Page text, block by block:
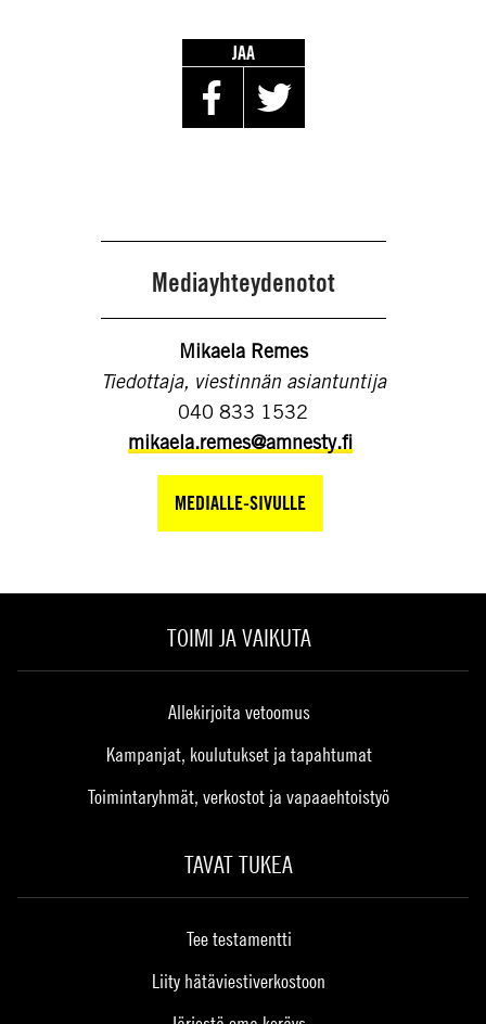
JAA
Mediayhteydenotot
Mikaela Remes
Tiedottaja, viestinnän asiantuntija
040 833 1532
mikaela.remes@amnesty.fi
MEDIALLE-SIVULLE
TOIMI JA VAIKUTA
Allekirjoita vetoomus
Kampanjat, koulutukset ja tapahtumat
Toimintaryhmät, verkostot ja vapaaehtoistyö
TAVAT TUKEA
Tee testamentti
Liity hätäviestiverkostoon